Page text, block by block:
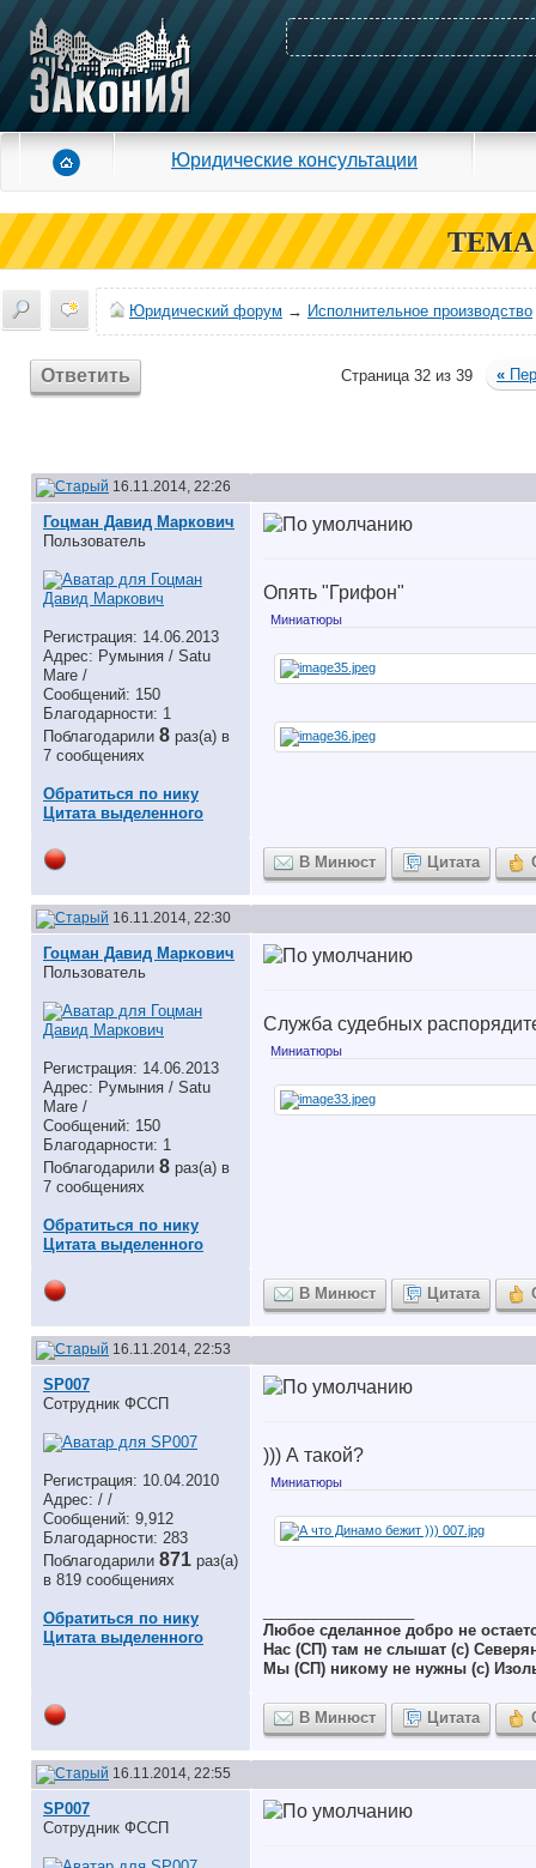
Юридические консультации
Юридический форум → Исполнительное производство
Ответить Страница 32 из 39 «
16.11.2014, 22:26
Гоцман Давид Маркович
Пользователь
Регистрация: 14.06.2013
Адрес: Румыния / Satu
Mare /
Сообщений: 150
Благодарности: 1
Поблагодарили 8 раз(а) в
7 сообщениях
Обратиться по нику
Цитата выделенного
Опять "Грифон"
Миниатюры
В Минюст Цитата
16.11.2014, 22:30
Гоцман Давид Маркович
Пользователь
Регистрация: 14.06.2013
Адрес: Румыния / Satu
Mare /
Сообщений: 150
Благодарности: 1
Поблагодарили 8 раз(а) в
7 сообщениях
Обратиться по нику
Цитата выделенного
Служба судебных
Миниатюры
В Минюст Цитата
16.11.2014, 22:53
SP007
Сотрудник ФССП
Регистрация: 10.04.2010
Адрес: / /
Сообщений: 9,912
Благодарности: 283
Поблагодарили 871 раз(а)
в 819 сообщениях
Обратиться по нику
Цитата выделенного
))) А такой?
Миниатюры
Любое сделанное добро не
Нас (СП) там не слышат (с)
Мы (СП) никому не нужны (с)
В Минюст Цитата
16.11.2014, 22:55
SP007
Сотрудник ФССП